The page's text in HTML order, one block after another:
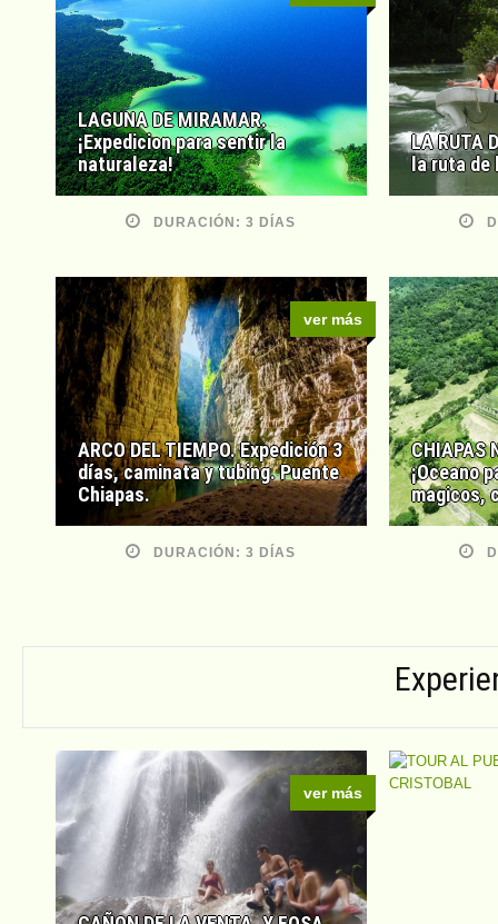
LAGUNA DE MIRAMAR.
¡Expedicion para sentir la
naturaleza!
DURACIÓN: 3 DÍAS
LA RUTA
la ruta
ver más
ARCO DEL TIEMPO. Expedición 3
días, caminata y tubing. Puente
Chiapas.
DURACIÓN: 3 DÍAS
CHIAPAS
¡Oceano
magicos,
ver más